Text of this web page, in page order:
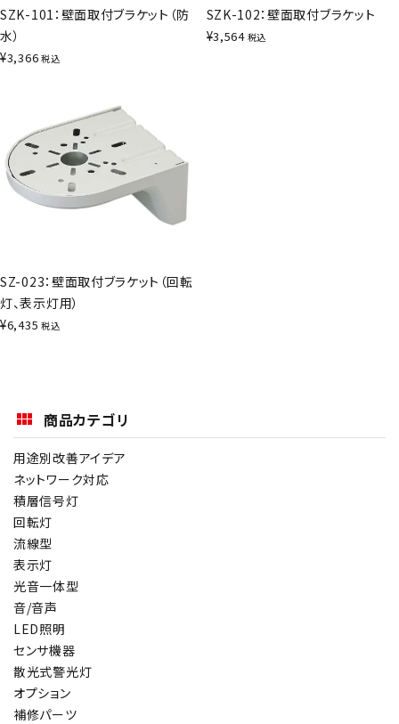
SZK-101：壁面取付ブラケット（防
水）
¥3,366 税込
SZK-102：壁面取付ブラケット
¥3,564 税込
SZ-023：壁面取付ブラケット（回転
灯、表示灯用）
¥6,435 税込
商品カテゴリ
用途別改善アイデア
ネットワーク対応
積層信号灯
回転灯
流線型
表示灯
光音一体型
音/音声
LED照明
センサ機器
散光式警光灯
オプション
補修パーツ